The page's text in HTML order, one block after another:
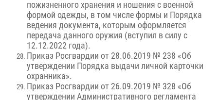
пожизненного хранения и ношения с военной
формой одежды, в том числе формы и Порядка
ведения документа, которым оформляется
передача данного оружия (вступил в силу с
12.12.2022 года).
Приказ Росгвардии от 28.06.2019 № 238 «Об
утверждении Порядка выдачи личной карточки
охранника».
Приказ Росгвардии от 26.09.2019 № 328 «Об
утверждении Административного регламента